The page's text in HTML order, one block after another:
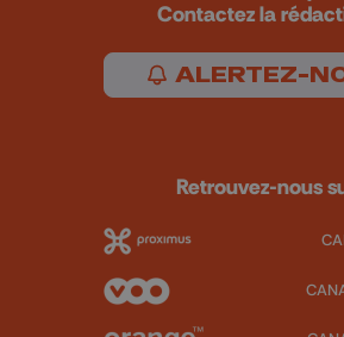
Contactez la
ALERTEZ-
Retrouvez-nous